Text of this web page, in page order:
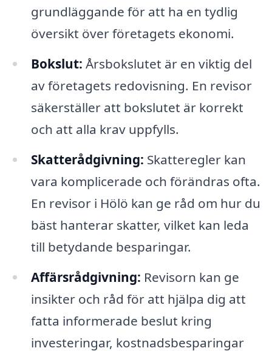
grundläggande för att ha en tydlig
översikt över företagets ekonomi.
Bokslut: Årsbokslutet är en viktig del
av företagets redovisning. En revisor
säkerställer att bokslutet är korrekt
och att alla krav uppfylls.
Skatterådgivning: Skatteregler kan
vara komplicerade och förändras ofta.
En revisor i Hölö kan ge råd om hur du
bäst hanterar skatter, vilket kan leda
till betydande besparingar.
Affärsrådgivning: Revisorn kan ge
insikter och råd för att hjälpa dig att
fatta informerade beslut kring
investeringar, kostnadsbesparingar